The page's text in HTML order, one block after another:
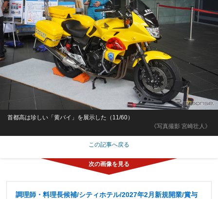
《写真撮影 宮崎壮人》
首都高は珍しい「黄バイ」を展示した（11/60）
この記事へ戻る
調理師・料理長候補/シティホテル/2027年2月新規開業/賞与